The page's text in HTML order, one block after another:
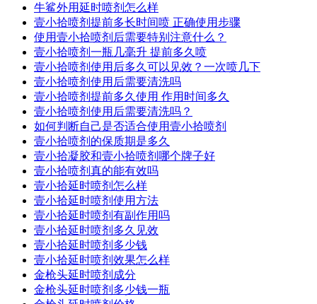
牛鲨外用延时喷剂怎么样
壹小拾喷剂提前多长时间喷 正确使用步骤
使用壹小拾喷剂后需要特别注意什么？
壹小拾喷剂一瓶几毫升 提前多久喷
壹小拾喷剂使用后多久可以见效？一次喷几下
壹小拾喷剂使用后需要清洗吗
壹小拾喷剂提前多久使用 作用时间多久
壹小拾喷剂使用后需要清洗吗？
如何判断自己是否适合使用壹小拾喷剂
壹小拾喷剂的保质期是多久
壹小拾凝胶和壹小拾喷剂哪个牌子好
壹小拾喷剂真的能有效吗
壹小拾延时喷剂怎么样
壹小拾延时喷剂使用方法
壹小拾延时喷剂有副作用吗
壹小拾延时喷剂多久见效
壹小拾延时喷剂多少钱
壹小拾延时喷剂效果怎么样
金枪头延时喷剂成分
金枪头延时喷剂多少钱一瓶